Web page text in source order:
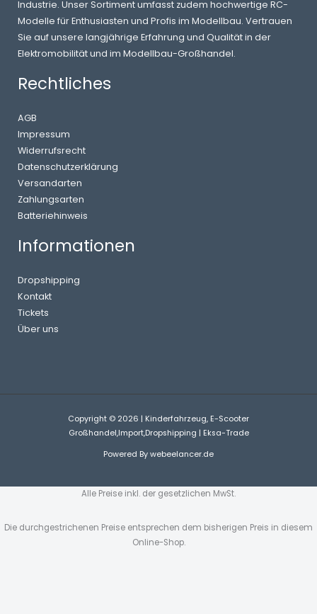
Industrie. Unser Sortiment umfasst zudem hochwertige RC-
Modelle für Enthusiasten und Profis im Modellbau. Vertrauen
Sie auf unsere langjährige Erfahrung und Qualität in der
Elektromobilität und im Modellbau-Großhandel.
Rechtliches
AGB
Impressum
Widerrufsrecht
Datenschutzerklärung
Versandarten
Zahlungsarten
Batteriehinweis
Informationen
Dropshipping
Kontakt
Tickets
Über uns
Copyright © 2026 | Kinderfahrzeug, E-Scooter
Großhandel,Import,Dropshipping | Eksa-Trade
Powered By webeelancer.de
Alle Preise inkl. der gesetzlichen MwSt.
Die durchgestrichenen Preise entsprechen dem bisherigen Preis in diesem
Online-Shop.